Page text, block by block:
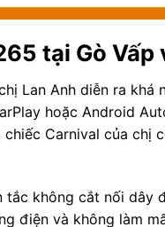
tại Gò
Lan Anh diễn ra
hoặc Android
Carnival của chị
không cắt nối dây
điện và không làm